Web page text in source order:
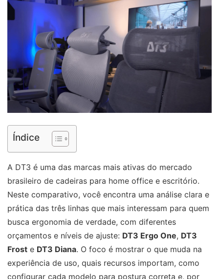
Índice
A DT3 é uma das marcas mais ativas do mercado
brasileiro de cadeiras para home office e escritório.
Neste comparativo, você encontra uma análise clara e
prática das três linhas que mais interessam para quem
busca ergonomia de verdade, com diferentes
orçamentos e níveis de ajuste: DT3 Ergo One, DT3
Frost e DT3 Diana. O foco é mostrar o que muda na
experiência de uso, quais recursos importam, como
configurar cada modelo para postura correta e, por